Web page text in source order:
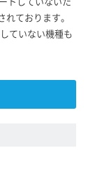
ております。
ていない機種も